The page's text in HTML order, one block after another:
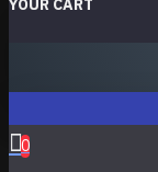
YOUR CART
0